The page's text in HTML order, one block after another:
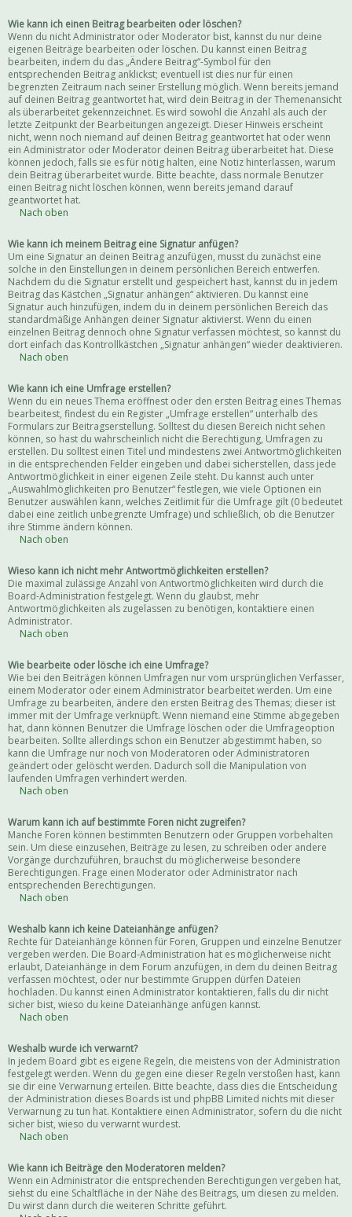
Wie kann ich einen Beitrag bearbeiten oder löschen?
Wenn du nicht Administrator oder Moderator bist, kannst du nur deine
eigenen Beiträge bearbeiten oder löschen. Du kannst einen Beitrag
bearbeiten, indem du das „Ändere Beitrag“-Symbol für den
entsprechenden Beitrag anklickst; eventuell ist dies nur für einen
begrenzten Zeitraum nach seiner Erstellung möglich. Wenn bereits jemand
auf deinen Beitrag geantwortet hat, wird dein Beitrag in der Themenansicht
als überarbeitet gekennzeichnet. Es wird sowohl die Anzahl als auch der
letzte Zeitpunkt der Bearbeitungen angezeigt. Dieser Hinweis erscheint
nicht, wenn noch niemand auf deinen Beitrag geantwortet hat oder wenn
ein Administrator oder Moderator deinen Beitrag überarbeitet hat. Diese
können jedoch, falls sie es für nötig halten, eine Notiz hinterlassen, warum
dein Beitrag überarbeitet wurde. Bitte beachte, dass normale Benutzer
einen Beitrag nicht löschen können, wenn bereits jemand darauf
geantwortet hat.
Nach oben
Wie kann ich meinem Beitrag eine Signatur anfügen?
Um eine Signatur an deinen Beitrag anzufügen, musst du zunächst eine
solche in den Einstellungen in deinem persönlichen Bereich entwerfen.
Nachdem du die Signatur erstellt und gespeichert hast, kannst du in jedem
Beitrag das Kästchen „Signatur anhängen“ aktivieren. Du kannst eine
Signatur auch hinzufügen, indem du in deinem persönlichen Bereich das
standardmäßige Anhängen deiner Signatur aktivierst. Wenn du einen
einzelnen Beitrag dennoch ohne Signatur verfassen möchtest, so kannst du
dort einfach das Kontrollkästchen „Signatur anhängen“ wieder deaktivieren.
Nach oben
Wie kann ich eine Umfrage erstellen?
Wenn du ein neues Thema eröffnest oder den ersten Beitrag eines Themas
bearbeitest, findest du ein Register „Umfrage erstellen“ unterhalb des
Formulars zur Beitragserstellung. Solltest du diesen Bereich nicht sehen
können, so hast du wahrscheinlich nicht die Berechtigung, Umfragen zu
erstellen. Du solltest einen Titel und mindestens zwei Antwortmöglichkeiten
in die entsprechenden Felder eingeben und dabei sicherstellen, dass jede
Antwortmöglichkeit in einer eigenen Zeile steht. Du kannst auch unter
„Auswahlmöglichkeiten pro Benutzer“ festlegen, wie viele Optionen ein
Benutzer auswählen kann, welches Zeitlimit für die Umfrage gilt (0 bedeutet
dabei eine zeitlich unbegrenzte Umfrage) und schließlich, ob die Benutzer
ihre Stimme ändern können.
Nach oben
Wieso kann ich nicht mehr Antwortmöglichkeiten erstellen?
Die maximal zulässige Anzahl von Antwortmöglichkeiten wird durch die
Board-Administration festgelegt. Wenn du glaubst, mehr
Antwortmöglichkeiten als zugelassen zu benötigen, kontaktiere einen
Administrator.
Nach oben
Wie bearbeite oder lösche ich eine Umfrage?
Wie bei den Beiträgen können Umfragen nur vom ursprünglichen Verfasser,
einem Moderator oder einem Administrator bearbeitet werden. Um eine
Umfrage zu bearbeiten, ändere den ersten Beitrag des Themas; dieser ist
immer mit der Umfrage verknüpft. Wenn niemand eine Stimme abgegeben
hat, dann können Benutzer die Umfrage löschen oder die Umfrageoption
bearbeiten. Sollte allerdings schon ein Benutzer abgestimmt haben, so
kann die Umfrage nur noch von Moderatoren oder Administratoren
geändert oder gelöscht werden. Dadurch soll die Manipulation von
laufenden Umfragen verhindert werden.
Nach oben
Warum kann ich auf bestimmte Foren nicht zugreifen?
Manche Foren können bestimmten Benutzern oder Gruppen vorbehalten
sein. Um diese einzusehen, Beiträge zu lesen, zu schreiben oder andere
Vorgänge durchzuführen, brauchst du möglicherweise besondere
Berechtigungen. Frage einen Moderator oder Administrator nach
entsprechenden Berechtigungen.
Nach oben
Weshalb kann ich keine Dateianhänge anfügen?
Rechte für Dateianhänge können für Foren, Gruppen und einzelne Benutzer
vergeben werden. Die Board-Administration hat es möglicherweise nicht
erlaubt, Dateianhänge in dem Forum anzufügen, in dem du deinen Beitrag
verfassen möchtest, oder nur bestimmte Gruppen dürfen Dateien
hochladen. Du kannst einen Administrator kontaktieren, falls du dir nicht
sicher bist, wieso du keine Dateianhänge anfügen kannst.
Nach oben
Weshalb wurde ich verwarnt?
In jedem Board gibt es eigene Regeln, die meistens von der Administration
festgelegt werden. Wenn du gegen eine dieser Regeln verstoßen hast, kann
sie dir eine Verwarnung erteilen. Bitte beachte, dass dies die Entscheidung
der Administration dieses Boards ist und phpBB Limited nichts mit dieser
Verwarnung zu tun hat. Kontaktiere einen Administrator, sofern du die nicht
sicher bist, wieso du verwarnt wurdest.
Nach oben
Wie kann ich Beiträge den Moderatoren melden?
Wenn ein Administrator die entsprechenden Berechtigungen vergeben hat,
siehst du eine Schaltfläche in der Nähe des Beitrags, um diesen zu melden.
Du wirst dann durch die weiteren Schritte geführt.